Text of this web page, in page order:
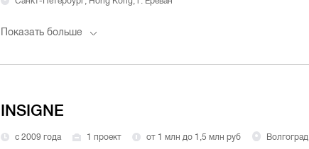
Показать больше
INSIGNE
с 2009 года 1 проект от 1 млн до 1,5 млн руб Волгоград